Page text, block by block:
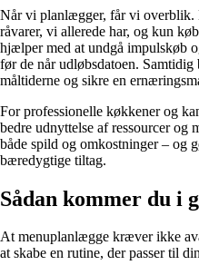
Når vi planlægger, får vi overblik.
råvarer, vi allerede har, og kun
hjælper med at undgå impulskøb
før de når udløbsdatoen.
måltiderne og sikre en
For professionelle køkkener og
bedre udnyttelse af ressourcer og
både spild og omkostninger – og
bæredygtige tiltag.
Sådan kommer du i
At menuplanlægge kræver ikke
at skabe en rutine, der passer til